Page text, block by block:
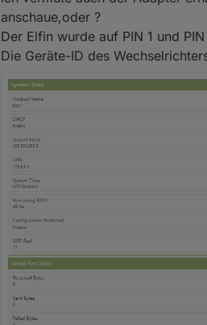
anschaue,oder ?
Der Elfin wurde auf PIN 1 und
Die Geräte-ID des